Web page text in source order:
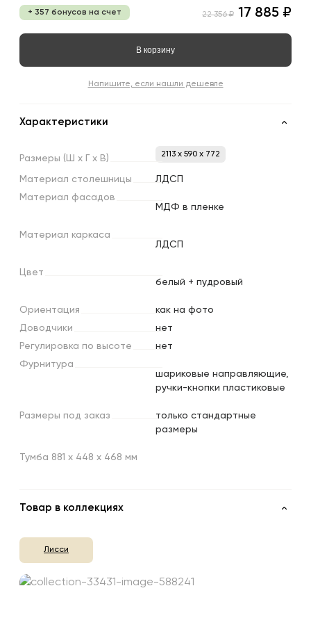
+ 357 бонусов на счет 22 356 ₽ 17 885 ₽
В корзину
Напишите, если нашли дешевле
Характеристики
Размеры (Ш х х В) 2113 x 590 x 772
Материал столешницы
ЛДСП
Материал фасадов
МДФ в пленке
Материал каркаса
ЛДСП
Цвет
белый + пудровый
Ориентация
как на фото
Доводчики
нет
Регулировка по высоте
нет
Фурнитура
шариковые направляющие,
ручки-кнопки пластиковые
Размеры под заказ
только стандартные
размеры
Тумба 881 х 448 х 468 мм
Товар в коллекциях
Лисси